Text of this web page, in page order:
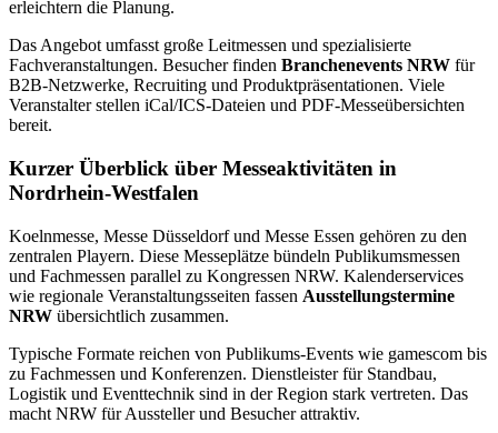
erleichtern die Planung.
Das Angebot umfasst große Leitmessen und spezialisierte
Fachveranstaltungen. Besucher finden Branchenevents NRW für
B2B-Netzwerke, Recruiting und Produktpräsentationen. Viele
Veranstalter stellen iCal/ICS-Dateien und PDF-Messeübersichten
bereit.
Kurzer Überblick über Messeaktivitäten in
Nordrhein-Westfalen
Koelnmesse, Messe Düsseldorf und Messe Essen gehören zu den
zentralen Playern. Diese Messeplätze bündeln Publikumsmessen
und Fachmessen parallel zu Kongressen NRW. Kalenderservices
wie regionale Veranstaltungsseiten fassen Ausstellungstermine
NRW übersichtlich zusammen.
Typische Formate reichen von Publikums-Events wie gamescom bis
zu Fachmessen und Konferenzen. Dienstleister für Standbau,
Logistik und Eventtechnik sind in der Region stark vertreten. Das
macht NRW für Aussteller und Besucher attraktiv.